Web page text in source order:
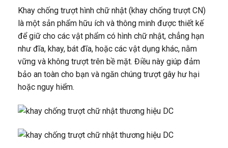
Khay chống trượt hình chữ nhật (khay chống trượt CN)
là một sản phẩm hữu ích và thông minh được thiết kế
để giữ cho các vật phẩm có hình chữ nhật, chẳng hạn
như đĩa, khay, bát đĩa, hoặc các vật dụng khác, nằm
vững và không trượt trên bề mặt. Điều này giúp đảm
bảo an toàn cho bạn và ngăn chúng trượt gây hư hại
hoặc nguy hiểm.